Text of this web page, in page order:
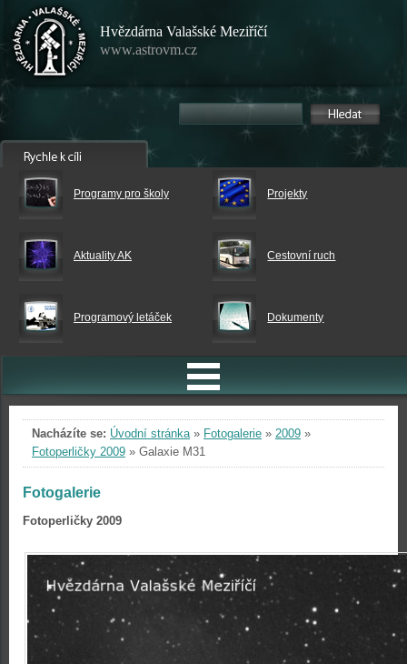
Hvězdárna Valašské Meziříčí
www.astrovm.cz
Programy pro školy Projekty
Aktuality AK Cestovní ruch
Programový letáček Dokumenty
Nacházíte se: Úvodní stránka» Fotogalerie » 2009 »
Fotoperličky 2009 » Galaxie M31
Fotogalerie
Fotoperličky 2009